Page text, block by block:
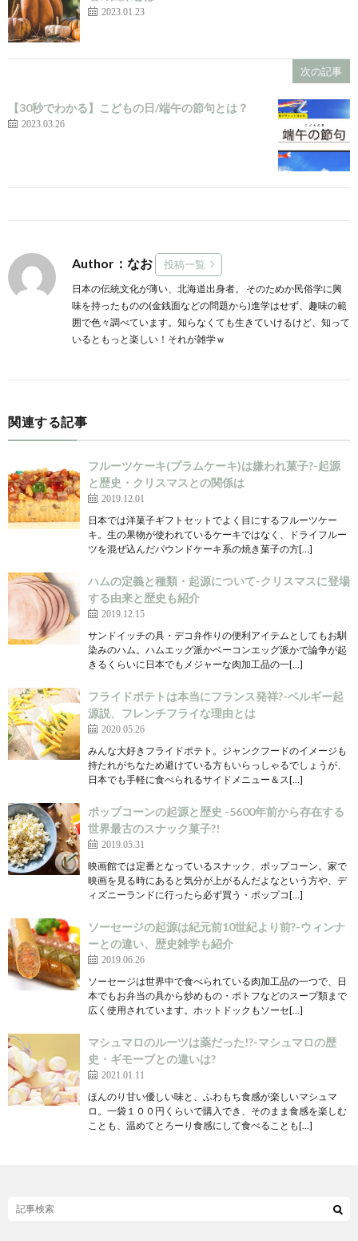
2023.01.23
次の記事
【30秒でわかる】こどもの日/端午の節句とは？
2023.03.26
Author：なお 投稿一覧
日本の伝統文化が薄い、北海道出身者。 そのためか民俗学に興
味を持ったものの(金銭面などの問題から)進学はせず、趣味の範
囲で色々調べています。知らなくても生きていけるけど、知って
いるともっと楽しい！それが雑学ｗ
関連する記事
フルーツケーキ(プラムケーキ)は嫌われ菓子?-起源
と歴史・クリスマスとの関係は
2019.12.01
日本では洋菓子ギフトセットでよく目にするフルーツケー
キ。生の果物が使われているケーキではなく、ドライフルー
ツを混ぜ込んだパウンドケーキ系の焼き菓子の方[…]
ハムの定義と種類・起源について-クリスマスに登場
する由来と歴史も紹介
2019.12.15
サンドイッチの具・デコ弁作りの便利アイテムとしてもお馴
染みのハム。ハムエッグ派かベーコンエッグ派かで論争が起
きるくらいに日本でもメジャーな肉加工品の一[…]
フライドポテトは本当にフランス発祥?-ベルギー起
源説、フレンチフライな理由とは
2020.05.26
みんな大好きフライドポテト。ジャンクフードのイメージも
持たれがちなため避けている方もいらっしゃるでしょうが、
日本でも手軽に食べられるサイドメニュー＆ス[…]
ポップコーンの起源と歴史 -5600年前から存在する
世界最古のスナック菓子?!
2019.05.31
映画館では定番となっているスナック、ポップコーン。家で
映画を見る時にあると気分が上がるんだよなという方や、デ
ィズニーランドに行ったら必ず買う・ポップコ[…]
ソーセージの起源は紀元前10世紀より前?-ウィンナ
ーとの違い、歴史雑学も紹介
2019.06.26
ソーセージは世界中で食べられている肉加工品の一つで、日
本でもお弁当の具から炒めもの・ポトフなどのスープ類まで
広く使用されています。ホットドックもソーセ[…]
マシュマロのルーツは薬だった!?-マシュマロの歴
史・ギモーブとの違いは?
2021.01.11
ほんのり甘い優しい味と、ふわもち食感が楽しいマシュマ
ロ。一袋１００円くらいで購入でき、そのまま食感を楽しむ
ことも、温めてとろーり食感にして食べることも[…]